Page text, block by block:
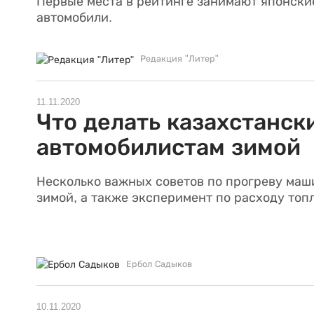
автомобили.
Редакция "Литер"
11.11.2020
Что делать
автомобилистам зимой
Несколько важных советов по прогреву
зимой, а также эксперимент по расходу
Ербол Садыков
10.11.2020